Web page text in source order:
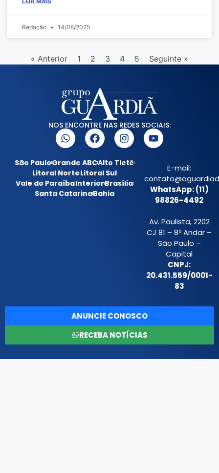
Redação 14/08/2025
« Anterior 1 2 3 4 5 Seguinte »
NOS ENCONTRE NAS REDES SOCIAIS:
São PauloGrande ABCAlto Tietê
Litoral NorteLitoral Sul
Vale do ParaíbaInteriorBrasília
Santa CatarinaBahia
E-mail:
WhatsApp: (11)
98826-4492
Av. Paulista, 2202
CJ 81 – 8º Andar –
São Paulo –
Capital
CNPJ:
20.431.559/0001-
83
ANUNCIE CONOSCO
RECEBA NOTÍCIAS